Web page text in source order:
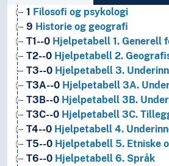
1 Filosofi og psykologi
9 Historie og geografi
T1--0 Hjelpetabell 1. Generell
T2--0 Hjelpetabell 2.
T3--0 Hjelpetabell 3.
T3A--0 Hjelpetabell 3A.
T3B--0 Hjelpetabell 3B.
T3C--0 Hjelpetabell 3C.
T4--0 Hjelpetabell 4.
T5--0 Hjelpetabell 5. Etniske
T6--0 Hjelpetabell 6. Språk